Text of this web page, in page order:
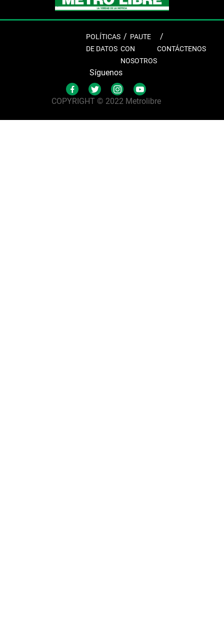
POLÍTICAS
DE DATOS
PAUTE
CON
NOSOTROS
CONTÁCTENOS
Síguenos
COPYRIGHT © 2022 Metrolibre